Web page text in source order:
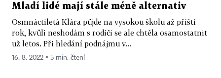
Mladí lidé mají stále méně alternativ
Osmnáctiletá Klára půjde na vysokou školu až příští
rok, kvůli neshodám s rodiči se ale chtěla osamostatnit
už letos. Při hledání podnájmu v...
16. 8. 2022 ▪ 5 min. čtení